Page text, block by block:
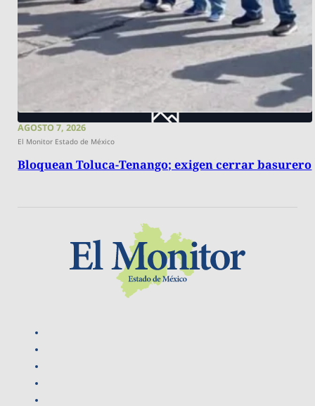
AGOSTO 7, 2026
El Monitor Estado de México
Bloquean Toluca-Tenango; exigen cerrar basurero